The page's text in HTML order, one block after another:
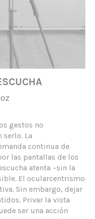
gestos no
serlo. La
continua de
las pantallas de los
atenta –sin la
El ocularcentrismo
Sin embargo, dejar
Privar la vista
ser una acción